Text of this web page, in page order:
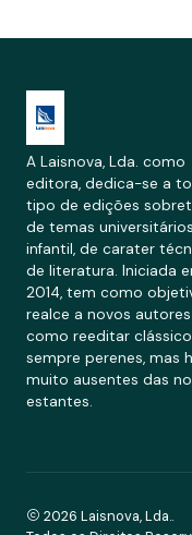
A Laisnova, Lda. como
editora, dedica-se a
tipo de edições
de temas
infantil, de carater
de literatura. Iniciada
2014, tem como
realce a novos
como reeditar
sempre perenes, mas
muito ausentes das
estantes.
2026 Laisnova, Lda..